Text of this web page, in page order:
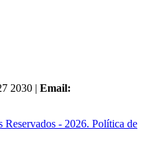
2030 | Email:
- 2026. Política de